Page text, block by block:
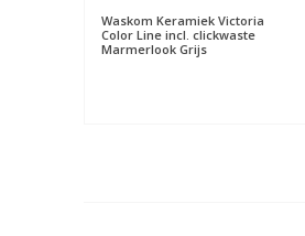
Waskom Keramiek Victoria
Color Line incl. clickwaste
Marmerlook Grijs